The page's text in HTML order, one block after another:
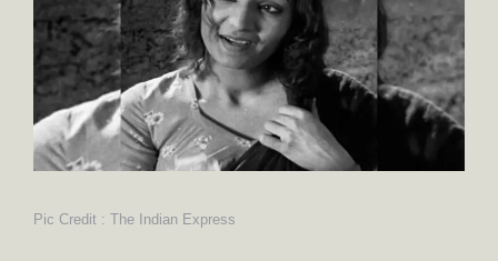
Pic Credit : The Indian Express